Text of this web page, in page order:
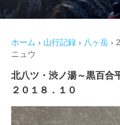
ホーム › 山行記録 › 八ヶ岳 ›
ニュウ
北八ツ・渋ノ湯～黒百
２０１８．１０